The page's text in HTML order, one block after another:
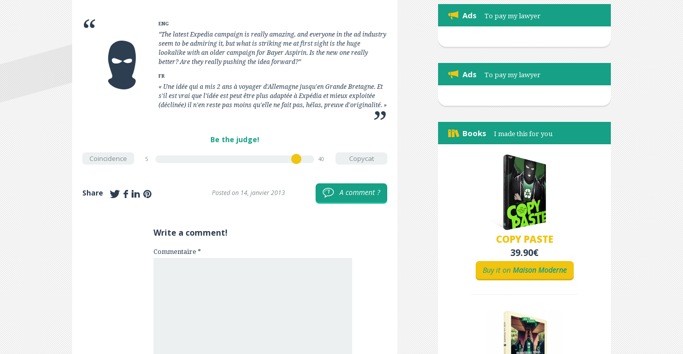
ENG
“The latest Expedia campaign is really amazing, and everyone in the ad industry
seem to be admiring it, but what is striking me at first sight is the huge
lookalike with an older campaign for Bayer Aspirin. Is the new one really
better? Are they really pushing the idea forward?”
FR
« Une idée qui a mis 2 ans à voyager d'Allemagne jusqu'en Grande Bretagne. Et
s'il est vrai que l'idée est peut être plus adaptée à Expédia et mieux exploitée
(déclinée) il n'en reste pas moins qu'elle ne fait pas, hélas, preuve d'originalité. »
Be the judge!
Coincidence 5 40 Copycat
Share Posted on 14, janvier 2013 1 A comment ?
Write a comment!
Commentaire *
Ads To pay my lawyer
Ads To pay my lawyer
Books I made this for you
COPY PASTE
39.90€
Buy it on Maison Moderne